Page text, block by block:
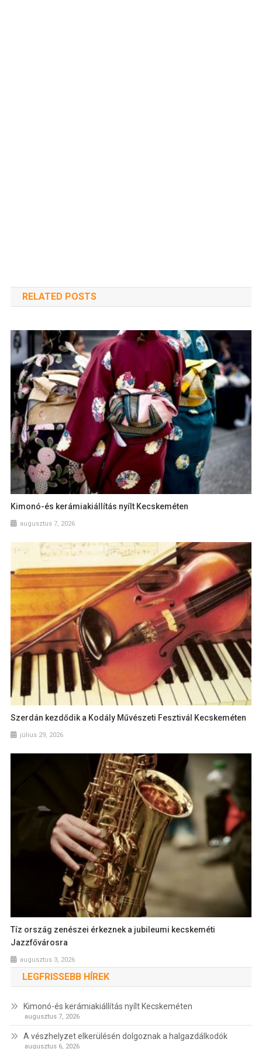
RELATED POSTS
Kimonó-és kerámiakiállítás nyílt Kecskeméten
augusztus 7, 2026
Szerdán kezdődik a Kodály Művészeti Fesztivál Kecskeméten
július 29, 2026
Tíz ország zenészei érkeznek a jubileumi kecskeméti
Jazzfővárosra
augusztus 3, 2026
LEGFRISSEBB HÍREK
Kimonó-és kerámiakiállítás nyílt Kecskeméten
augusztus 7, 2026
A vészhelyzet elkerülésén dolgoznak a halgazdálkodók
augusztus 6, 2026